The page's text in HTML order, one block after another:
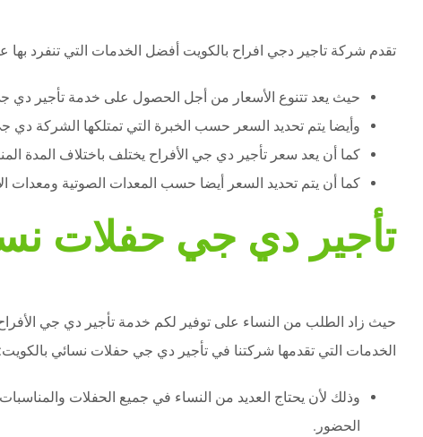
تقدم شركة تاجير دجي افراح بالكويت أفضل الخدمات التي تنفرد
حيث يعد تتنوع الأسعار من أجل الحصول على خدمة تأجير دي
وأيضا يتم تحديد السعر حسب الخبرة التي تمتلكها الشركة
كما أن يعد سعر تأجير دي جي الأفراح يختلف باختلاف المدة
كما أن يتم تحديد السعر أيضا حسب المعدات الصوتية ومعدات
تأجير دي جي حفلات
حيث زاد الطلب من النساء على توفير لكم خدمة تأجير دي جي الأفراح
الخدمات التي تقدمها شركتنا في تأجير دي جي حفلات نسائي بالكويت:
وذلك لأن يحتاج العديد من النساء في جميع الحفلات
الحضور.